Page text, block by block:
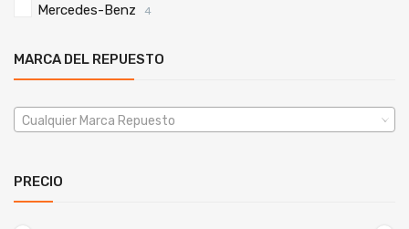
Mercedes-Benz 4
MARCA DEL REPUESTO
Cualquier Marca Repuesto
PRECIO